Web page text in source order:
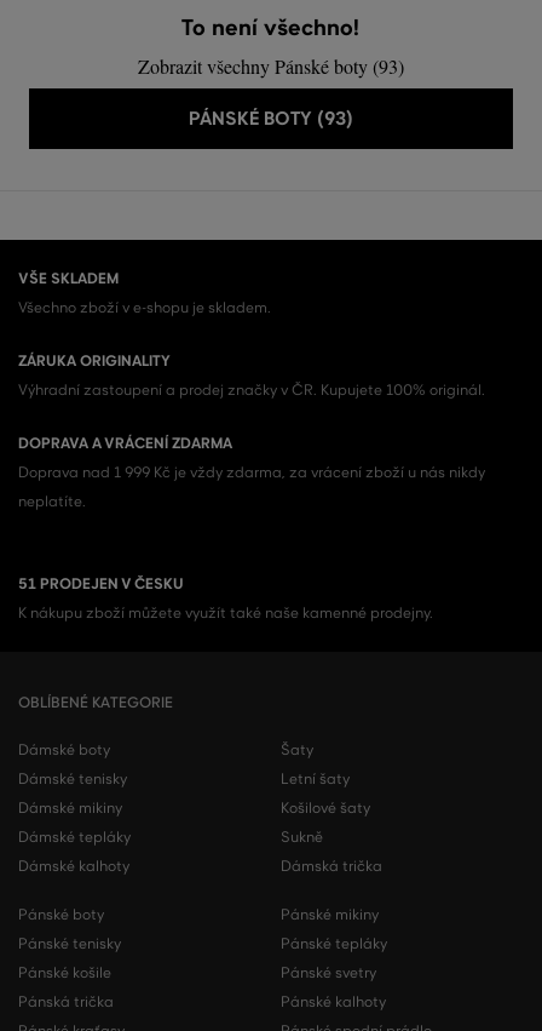
To není všechno!
Zobrazit všechny Pánské boty (93)
PÁNSKÉ BOTY (93)
VŠE SKLADEM
Všechno zboží v e-shopu je skladem.
ZÁRUKA ORIGINALITY
Výhradní zastoupení a prodej značky v ČR. Kupujete 100% originál.
DOPRAVA A VRÁCENÍ ZDARMA
Doprava nad 1 999 Kč je vždy zdarma, za vrácení zboží u nás nikdy
neplatíte.
51 PRODEJEN V ČESKU
K nákupu zboží můžete využít také naše kamenné prodejny.
OBLÍBENÉ KATEGORIE
Dámské boty
Dámské tenisky
Dámské mikiny
Dámské tepláky
Dámské kalhoty
Šaty
Letní šaty
Košilové šaty
Sukně
Dámská trička
Pánské boty
Pánské tenisky
Pánské košile
Pánská trička
Pánské mikiny
Pánské tepláky
Pánské svetry
Pánské kalhoty